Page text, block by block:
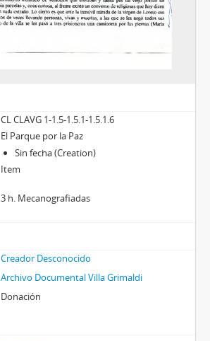
CL CLAVG 1-1.5-1.5.1-1.5.1.6
El Parque por la Paz
Sin fecha (Creation)
Item
3 h. Mecanografiadas
Creador Desconocido
Archivo Documental Villa Grimaldi
Donación